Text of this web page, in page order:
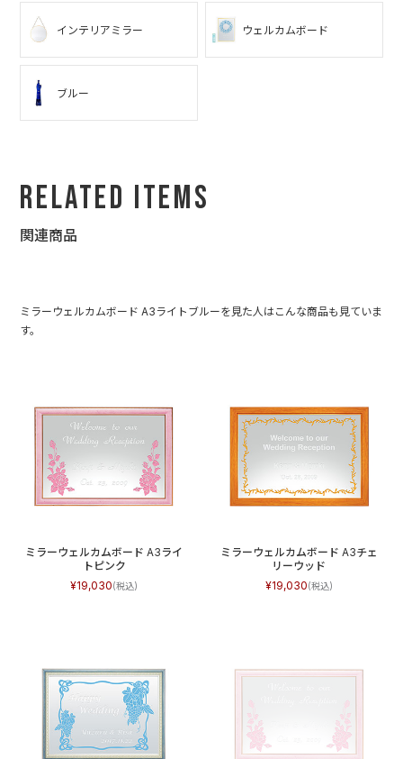
インテリアミラー ウェルカムボード
ブルー
Related Items
関連商品
ミラーウェルカムボード A3ライトブルーを見た人はこんな商品も見ていま
す。
ミラーウェルカムボード A3ライ
トピンク
19,030
ミラーウェルカムボード A3チェ
リーウッド
19,030